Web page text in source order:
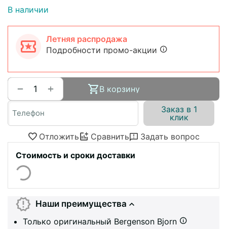
В наличии
Летняя распродажа
Подробности промо-акции
+
−
В корзину
Заказ в 1
клик
Отложить
Сравнить
Задать вопрос
Стоимость и сроки доставки
Наши преимущества
Только оригинальный Bergenson Bjorn